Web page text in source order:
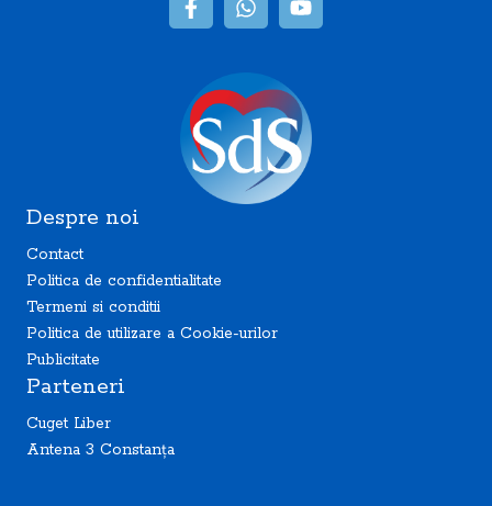
Despre noi
Contact
Politica de confidentialitate
Termeni si conditii
Politica de utilizare a Cookie-urilor
Publicitate
Parteneri
Cuget Liber
Antena 3 Constanța